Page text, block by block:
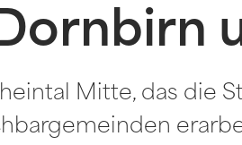
Mitte, das die